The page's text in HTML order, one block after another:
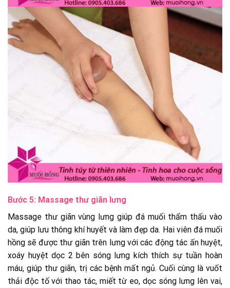
Bước 5: Massage thư giãn lưng
Massage thư giãn vùng lưng giúp đá muối thẩm thấu vào
da, giúp lưu thông khí huyết và làm đẹp da. Hai viên đá muối
hồng sẽ được thư giãn trên lưng với các động tác ấn huyệt,
xoáy huyệt dọc 2 bên sóng lưng kích thích sự tuần hoàn
máu, giúp thư giãn, trị các bệnh mất ngủ. Cuối cùng là vuốt
thải độc tố với thao tác, miết từ eo, dọc sóng lưng lên vai,